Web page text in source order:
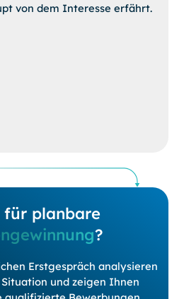
von dem Interesse erfährt.
für planbare
?
Erstgespräch analysieren
und zeigen Ihnen